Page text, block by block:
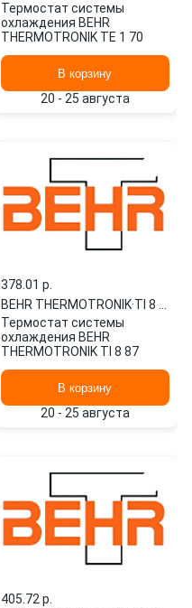
Термостат системы
охлаждения BEHR
THERMOTRONIK TE 1 70
В корзину
20 - 25 августа
378.01 p.
BEHR THERMOTRONIK·
Термостат системы
охлаждения BEHR
THERMOTRONIK TI 8 87
В корзину
20 - 25 августа
405.72 p.